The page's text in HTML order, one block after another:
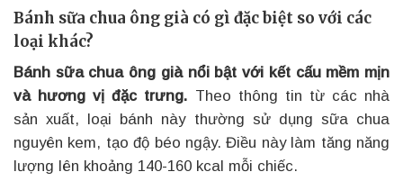
Bánh sữa chua ông già có gì đặc biệt so với các
loại khác?
Bánh sữa chua ông già nổi bật với kết cấu mềm mịn
và hương vị đặc trưng. Theo thông tin từ các nhà
sản xuất, loại bánh này thường sử dụng sữa chua
nguyên kem, tạo độ béo ngậy. Điều này làm tăng năng
lượng lên khoảng 140-160 kcal mỗi chiếc.